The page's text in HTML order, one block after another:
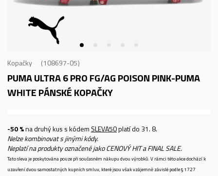
Kopačky 108697-05
PUMA ULTRA 6 PRO FG/AG POISON PINK-PUMA
WHITEPÁNSKÉ KOPAČKY
-50 %na druhý kus s kódem SLEVA50platí do 31. 8.
Nelze kombinovat s jinými kódy.
Neplatí na produkty označené jako CENOVÝ HIT a FINAL SALE.
Tato sleva je poskytována pouze při současném nákupu dvou výrobků. V rámci této akce dochází k
uzavření dvou samostatných kupních smluv, které jsou však vzájemně závislé podle § 1727